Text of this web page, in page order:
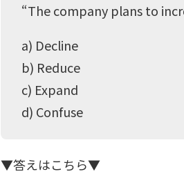
“The company plans to
a) Decline
b) Reduce
c) Expand
d) Confuse
▼答えはこちら▼